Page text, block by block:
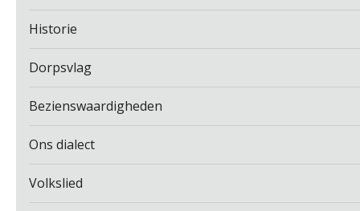
Historie
Dorpsvlag
Bezienswaardigheden
Ons dialect
Volkslied